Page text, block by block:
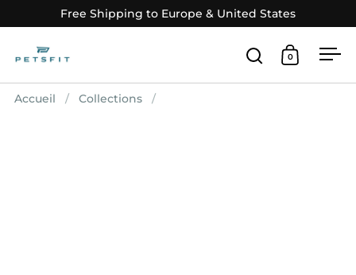
Passer au contenu
Free Shipping to Europe & United States
Ouvrir laOuvrir le
0
Accueil / Collections /